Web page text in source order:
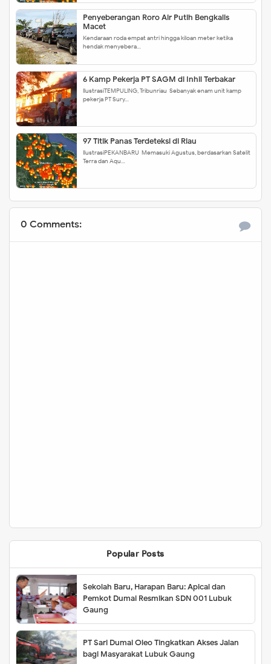
Penyeberangan Roro Air Putih Bengkalis
Macet
Kendaraan roda empat antri hingga kiloan meter ketika
hendak menyebera…
6 Kamp Pekerja PT SAGM di Inhil Terbakar
IlustrasiTEMPULING, Tribunriau-Sebanyak enam unit kamp
pekerja PT Sury…
97 Titik Panas Terdeteksi di Riau
IlustrasiPEKANBARU-Memasuki Agustus, berdasarkan Satelit
Terra dan Aqu…
0 Comments:
Popular Posts
Sekolah Baru, Harapan Baru: Apical dan
Pemkot Dumai Resmikan SDN 001 Lubuk
Gaung
PT Sari Dumai Oleo Tingkatkan Akses Jalan
bagi Masyarakat Lubuk Gaung